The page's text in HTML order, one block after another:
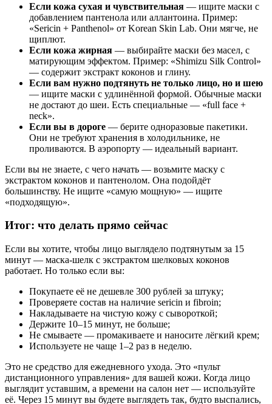
Если кожа сухая и чувствительная — ищите маски с
добавлением пантенола или аллантоина. Пример:
«Sericin + Panthenol» от Korean Skin Lab. Они мягче, не
щиплют.
Если кожа жирная — выбирайте маски без масел, с
матирующим эффектом. Пример: «Shimizu Silk Control»
— содержит экстракт коконов и глину.
Если вам нужно подтянуть не только лицо, но и шею
— ищите маски с удлинённой формой. Обычные маски
не достают до шеи. Есть специальные — «full face +
neck».
Если вы в дороге — берите одноразовые пакетики.
Они не требуют хранения в холодильнике, не
проливаются. В аэропорту — идеальный вариант.
Если вы не знаете, с чего начать — возьмите маску с
экстрактом коконов и пантенолом. Она подойдёт
большинству. Не ищите «самую мощную» — ищите
«подходящую».
Итог: что делать прямо сейчас
Если вы хотите, чтобы лицо выглядело подтянутым за 15
минут — маска-шелк с экстрактом шелковых коконов
работает. Но только если вы:
Покупаете её не дешевле 300 рублей за штуку;
Проверяете состав на наличие sericin и fibroin;
Накладываете на чистую кожу с сывороткой;
Держите 10–15 минут, не больше;
Не смываете — промакиваете и наносите лёгкий крем;
Используете не чаще 1–2 раз в неделю.
Это не средство для ежедневного ухода. Это «пульт
дистанционного управления» для вашей кожи. Когда лицо
выглядит уставшим, а времени на салон нет — используйте
её. Через 15 минут вы будете выглядеть так, будто выспались,